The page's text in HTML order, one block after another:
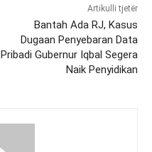
Artikulli tjetër
Bantah Ada RJ, Kasus
Dugaan Penyebaran Data
Pribadi Gubernur Iqbal Segera
Naik Penyidikan